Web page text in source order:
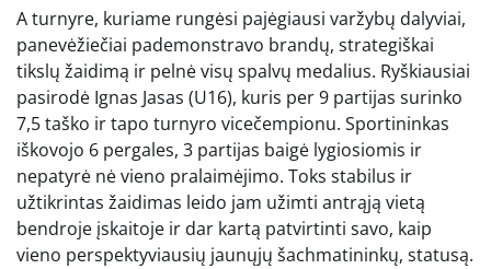
A turnyre, kuriame rungėsi pajėgiausi varžybų dalyviai,
panevėžiečiai pademonstravo brandų, strategiškai
tikslų žaidimą ir pelnė visų spalvų medalius. Ryškiausiai
pasirodė Ignas Jasas (U16), kuris per 9 partijas surinko
7,5 taško ir tapo turnyro vicečempionu. Sportininkas
iškovojo 6 pergales, 3 partijas baigė lygiosiomis ir
nepatyrė nė vieno pralaimėjimo. Toks stabilus ir
užtikrintas žaidimas leido jam užimti antrąją vietą
bendroje įskaitoje ir dar kartą patvirtinti savo, kaip
vieno perspektyviausių jaunųjų šachmatininkų, statusą.